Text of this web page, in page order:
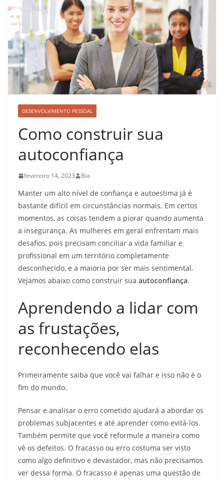
DESENVOLVIMENTO PESSOAL
Como construir sua
autoconfiança
fevereiro 14, 2023 Bia
Manter um alto nível de confiança e autoestima já é
bastante difícil em circunstâncias normais. Em certos
momentos, as coisas tendem a piorar quando aumenta
a insegurança. As mulheres em geral enfrentam mais
desafios, pois precisam conciliar a vida familiar e
profissional em um território completamente
desconhecido, e a maioria por ser mais sentimental.
Vejamos abaixo como construir sua autoconfiança.
Aprendendo a lidar com
as frustações,
reconhecendo elas
Primeiramente saiba que você vai falhar e isso não é o
fim do mundo.
Pensar e analisar o erro cometido ajudará a abordar os
problemas subjacentes e até aprender como evitá-los.
Também permite que você reformule a maneira como
vê os defeitos. O fracasso ou erro costuma ser visto
como algo definitivo e devastador, mas não precisamos
ver dessa forma. O fracasso é apenas uma questão de